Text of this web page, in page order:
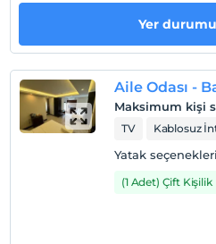
Otel koşulları
Yer
Aile Odası -
Maksimum kişi
TV Kablosuz
Yatak seçenekleri
(1 Adet) Çift Kişilik